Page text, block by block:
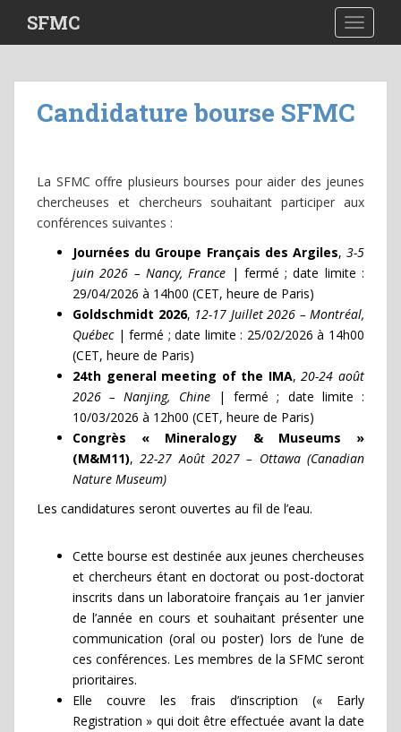
i
SFMC
Candidature bourse SFMC
La SFMC offre plusieurs bourses pour aider des jeunes
chercheuses et chercheurs souhaitant participer aux
conférences suivantes :
Journées du Groupe Français des Argiles,3-5
juin 2026 – Nancy, France | fermé ; date limite :
29/04/2026 à 14h00 (CET, heure de Paris)
Goldschmidt 2026, 12-17 Juillet 2026 – Montréal,
Québec| fermé ; date limite : 25/02/2026 à 14h00
(CET, heure de Paris)
24th general meeting of the IMA,20-24 août
2026 – Nanjing, Chine| fermé ; date limite :
10/03/2026 à 12h00 (CET, heure de Paris)
Congrès « Mineralogy & Museums »
(M&M11),22-27 Août 2027 – Ottawa (Canadian
Nature Museum)
Les candidatures seront ouvertes au fil de l’eau.
Cette bourse est destinée aux jeunes chercheuses
et chercheurs étant en doctorat ou post-doctorat
inscrits dans un laboratoire français au 1er janvier
de l’année en cours et souhaitant présenter une
communication (oral ou poster) lors de l’une de
ces conférences. Les membres de la SFMC seront
prioritaires.
Elle couvre les frais d’inscription (« Early
Registration » qui doit être effectuée avant la date